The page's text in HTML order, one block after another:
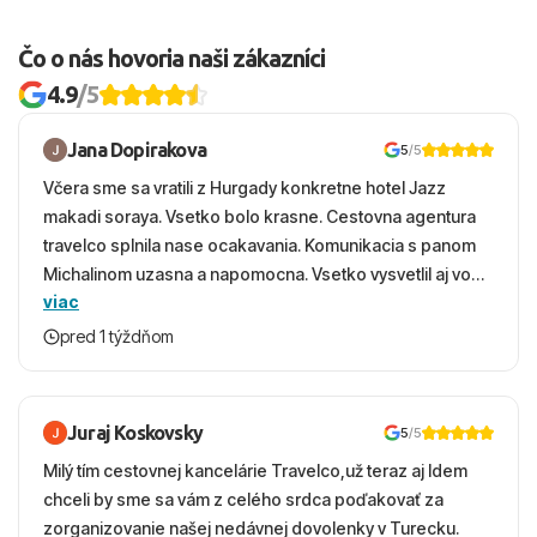
V bezprostrednej blízkosti hotela sa nachádza
množstvo nákupných možností a zábavy. Najbližšia
nákupná zóna je vzdialená asi 100 metrov. Okrem toho
hotel pravidelne organizuje tematické večery ako BBQ
noc alebo Cyperskú noc, čím obohacuje pobyt svojich
hostí.
Vzdialenosti od
Pláže: 0 m (priamo pri pláži)
Letiska: 15 km
Centra: 7 km
Čo o nás hovoria naši zákazníci
4.9/5
Jana Dopirakova 5/5
Včera sme sa vratili z Hurgady konkretne hotel Jazz
makadi soraya. Vsetko bolo krasne. Cestovna agentura
travelco splnila nase ocakavania. Komunikacia s panom
Michalinom uzasna a napomocna. Vsetko vysvetlil aj vo
vecernych hodinach zaco sa ospravedlnujem. Hotel
krasny, cisty. Sluzby top. Strava, prostredie, more,
viac
pred 1 týždňom
Juraj Koskovsky 5/5
Milý tím cestovnej kancelárie Travelco,už teraz aj Idem
chceli by sme sa vám z celého srdca poďakovať za
zorganizovanie našej nedávnej dovolenky v Turecku.